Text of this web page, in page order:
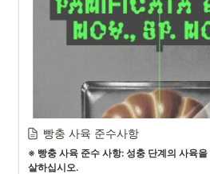
빵충 사육 준수사항
※ 빵충 사육 준수 사항: 성충 단계의 사육
살하십시오.